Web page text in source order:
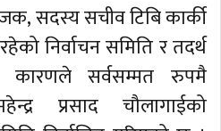
सदस्य सचीव टिबि कार्की
निर्वाचन समिति र तदर्थ
कारणले सर्वसम्मत रुपमै
प्रसाद चौलागाईको